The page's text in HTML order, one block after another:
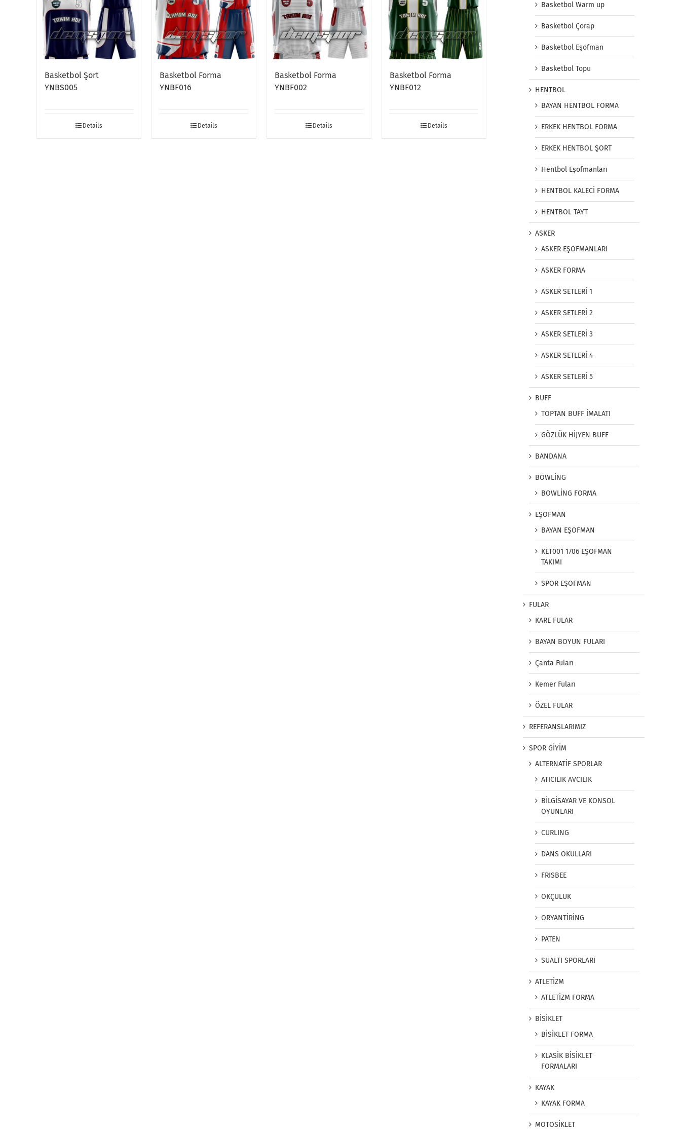
Basketbol Şort
YNBS005
Details
Basketbol Forma
YNBF016
Details
Basketbol Forma
YNBF002
Details
Basketbol Forma
YNBF012
Details
Basketbol Warm up
Basketbol Çorap
Basketbol Eşofman
Basketbol Topu
HENTBOL
BAYAN HENTBOL FORMA
ERKEK HENTBOL FORMA
ERKEK HENTBOL ŞORT
Hentbol Eşofmanları
HENTBOL KALECİ FORMA
HENTBOL TAYT
ASKER
ASKER EŞOFMANLARI
ASKER FORMA
ASKER SETLERİ 1
ASKER SETLERİ 2
ASKER SETLERİ 3
ASKER SETLERİ 4
ASKER SETLERİ 5
BUFF
TOPTAN BUFF İMALATI
GÖZLÜK HİJYEN BUFF
BANDANA
BOWLİNG
BOWLİNG FORMA
EŞOFMAN
BAYAN EŞOFMAN
KET001 1706 EŞOFMAN
TAKIMI
SPOR EŞOFMAN
FULAR
KARE FULAR
BAYAN BOYUN FULARI
Çanta Fuları
Kemer Fuları
ÖZEL FULAR
REFERANSLARIMIZ
SPOR GİYİM
ALTERNATİF SPORLAR
ATICILIK AVCILIK
BİLGİSAYAR VE KONSOL
OYUNLARI
CURLING
DANS OKULLARI
FRISBEE
OKÇULUK
ORYANTİRİNG
PATEN
SUALTI SPORLARI
ATLETİZM
ATLETİZM FORMA
BİSİKLET
BİSİKLET FORMA
KLASİK BİSİKLET
FORMALARI
KAYAK
KAYAK FORMA
MOTOSİKLET